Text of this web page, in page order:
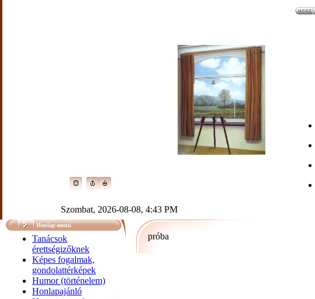
Szombat, 2026-08-08, 4:43 PM
Honlap-menü
Tanácsok
érettségizőknek
Képes fogalmak,
gondolattérképek
Humor (történelem)
Honlapajánló
próba